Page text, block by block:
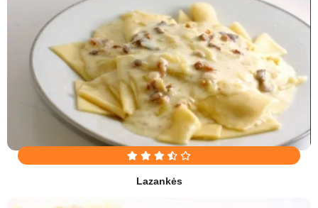
Lazankės